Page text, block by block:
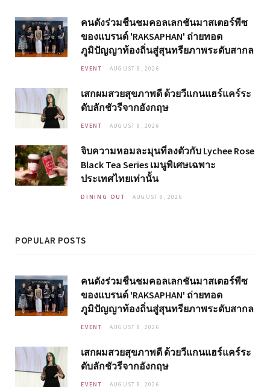
คนดังร่วมชื่นชมคอลเลกชันมาสเตอร์พีซ
ของแบรนด์ 'RAKSAPHAN' ถ่ายทอด
ภูมิปัญญาท้องถิ่นสู่สุนทรียภาพระดับสากล
EVENT AUGUST 8, 2026
เสกผมสวยสุขภาพดี ด้วยวีแกนแฮร์แคร์ระ
ดับลักชัวรีจากอังกฤษ
EVENT AUGUST 8, 2026
จิบความหอมละมุนที่ลงตัวกับ Lychee Rose
Black Tea Series เมนูพิเศษเฉพาะ
ประเทศไทยเท่านั้น
DINING OUT AUGUST 8, 2026
POPULAR POSTS
คนดังร่วมชื่นชมคอลเลกชันมาสเตอร์พีซ
ของแบรนด์ 'RAKSAPHAN' ถ่ายทอด
ภูมิปัญญาท้องถิ่นสู่สุนทรียภาพระดับสากล
EVENT AUGUST 8, 2026
เสกผมสวยสุขภาพดี ด้วยวีแกนแฮร์แคร์ระ
ดับลักชัวรีจากอังกฤษ
EVENT AUGUST 8, 2026